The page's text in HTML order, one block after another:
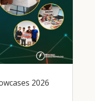
2026